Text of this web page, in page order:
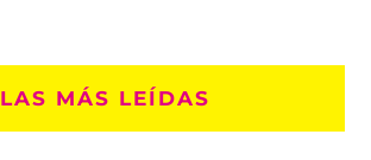
LAS MÁS LEÍDAS